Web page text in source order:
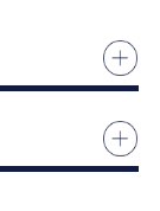
な知識で
さり、終
い込み等
。この誠